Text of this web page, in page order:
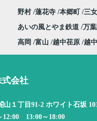
野村 蓮花寺 本郷町 三
あいの風とやま鉄道 万
高岡 富山 越中荏原 越
会社
山１丁目91-2 ホワイト石坂
12:00 13:00～18:00